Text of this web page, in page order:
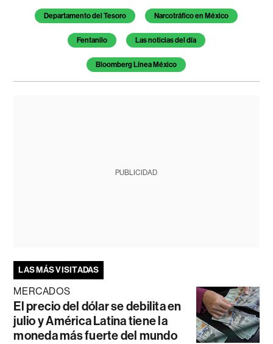
Departamento del Tesoro Narcotráfico en México
Fentanilo Las noticias del día
Bloomberg Línea México
PUBLICIDAD
LAS MÁS VISITADAS
MERCADOS
El precio del dólar se debilita en
julio y América Latina tiene la
moneda más fuerte del mundo